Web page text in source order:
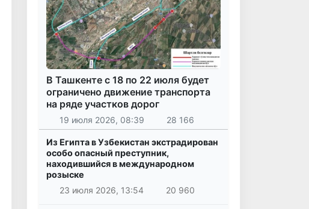
В Ташкенте с 18 по 22 июля будет
ограничено движение транспорта
на ряде участков дорог
19 июля 2026, 08:39 28 166
Из Египта в Узбекистан экстрадирован
особо опасный преступник,
находившийся в международном
розыске
23 июля 2026, 13:54
20 960